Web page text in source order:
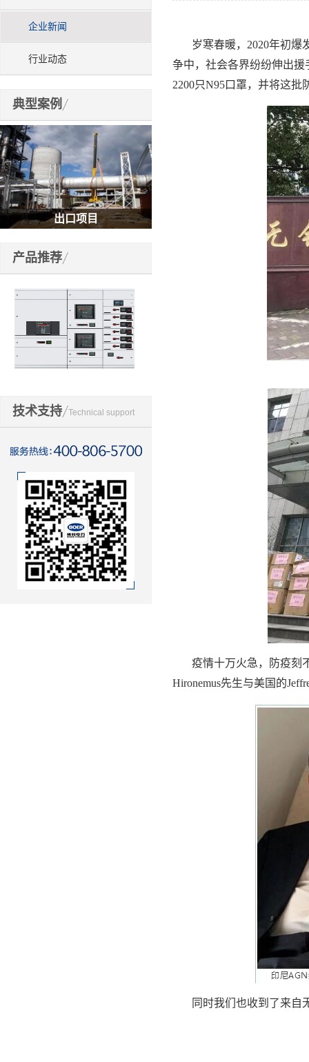
企业新闻
行业动态
典型案例
工矿企业
产品推荐
技术支持 Technical support
岁寒春暖，2020年初爆
争中，社会各界纷纷伸出
2200只N95口罩，并将这
疫情十万火急，防疫刻
Hironemus先生与美国的
同时我们也收到了来自